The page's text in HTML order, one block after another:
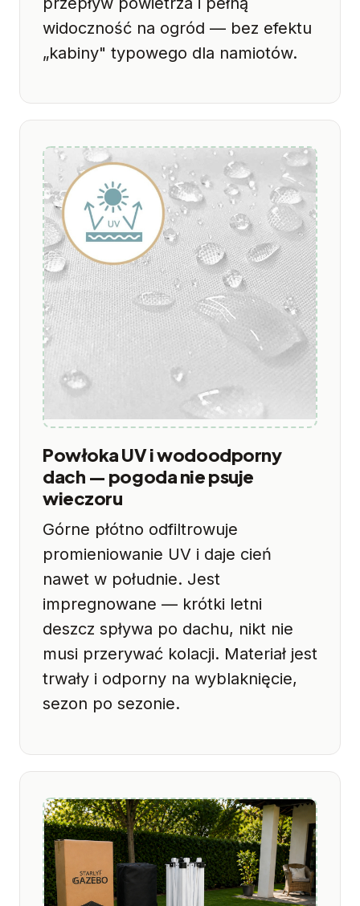
widoczność na ogród — bez efektu
„kabiny" typowego dla namiotów.
Powłoka UV i wodoodporny
dach — pogoda nie psuje
wieczoru
Górne płótno odfiltrowuje
promieniowanie UV i daje cień
nawet w południe. Jest
impregnowane — krótki letni
deszcz spływa po dachu, nikt nie
musi przerywać kolacji. Materiał jest
trwały i odporny na wyblaknięcie,
sezon po sezonie.